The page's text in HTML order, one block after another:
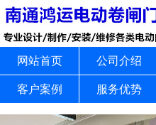
网站首页 公司介绍
客户案例 服务优势